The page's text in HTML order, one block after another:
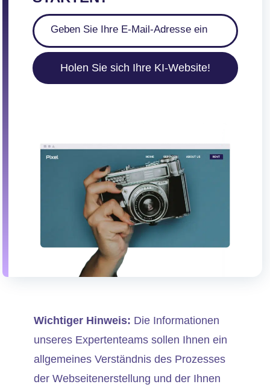
Holen Sie sich Ihre KI-Website!
Wichtiger Hinweis: Die Informationen
unseres Expertenteams sollen Ihnen ein
allgemeines Verständnis des Prozesses
der Webseitenerstellung und der Ihnen